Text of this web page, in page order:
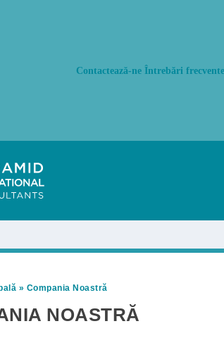
Contactează-ne Întrebări frecvente
» Compania Noastră
NOASTRĂ